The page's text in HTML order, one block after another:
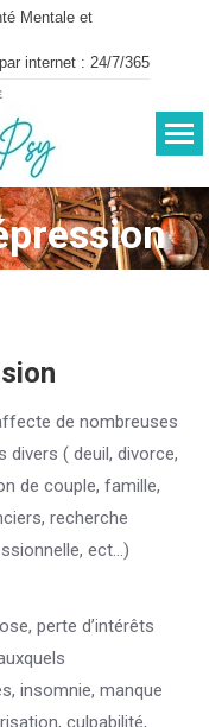
Mentale et
internet : 24/7/365
de nombreuses
( deuil, divorce,
de couple, famille,
recherche
ect…)
perte d’intérêts
insomnie, manque
culpabilité,